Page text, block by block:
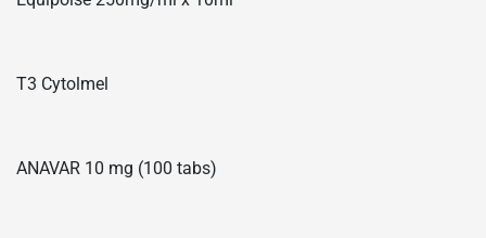
T3 Cytolmel
ANAVAR 10 mg (100 tabs)